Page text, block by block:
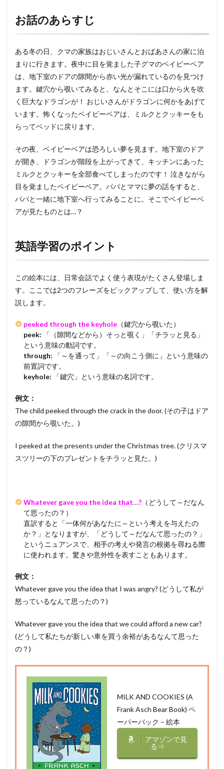
お話のあらすじ
ある冬の日、クマの家族はおじいさんとおばあさんの家に泊
まりに行きます。夜中に目を覚ました子グマのベイビーベア
は、地下室のドアの隙間から赤い光が漏れているのを見つけ
ます。鍵穴から覗いてみると、なんとそこには口から火を吹
く巨大なドラゴンが！ おじいさんがドラゴンに何かをあげて
います。怖くなったベイビーベアは、ミルクとクッキーをも
らってベッドに戻ります。
その夜、ベイビーベアは恐ろしい夢を見ます。地下室のドア
が開き、ドラゴンが階段を上がってきて、キッチンにあった
ミルクとクッキーを全部食べてしまったのです！ 泣きながら
目を覚ましたベイビーベア。パパとママに夢の話をすると、
パパと一緒に地下室へ行ってみることに。そこでベイビーベ
アが見たものとは…？
英語学習のポイント
この絵本には、日常会話でよく使う表現がたくさん登場しま
す。ここでは2つのフレーズをピックアップして、使い方を解
説します。
peeked through the keyhole （鍵穴から覗いた）
peek: 「（隙間などから）そっと覗く」「チラッと見る」
という意味の動詞です。
through: 「～を通って」「～の向こう側に」という意味の
前置詞です。
keyhole: 「鍵穴」という意味の名詞です。
例文：
The child peeked through the crack in the door. (その子はドア
の隙間から覗いた。)
I peeked at the presents under the Christmas tree. (クリスマ
スツリーの下のプレゼントをチラッと見た。)
Whatever gave you the idea that…? （どうして～だなん
て思ったの？）
直訳すると「一体何があなたに～という考えを与えたの
か？」となりますが、「どうして～だなんて思ったの？」
というニュアンスで、相手の考えや発言の根拠を尋ねる際
に使われます。驚きや意外性を表すこともあります。
例文：
Whatever gave you the idea that I was angry? (どうして私が
怒っているなんて思ったの？)
Whatever gave you the idea that we could afford a new car?
(どうして私たちが新しい車を買う余裕があるなんて思った
の？)
MILK AND COOKIES (A
Frank Asch Bear Book) ペ
ーパーバック – 絵本
アマゾンで見
る⇒